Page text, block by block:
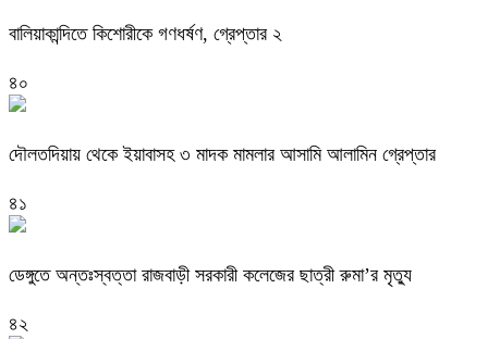
বালিয়াকান্দিতে কিশোরীকে গণধর্ষণ, গ্রেপ্তার ২
৪০
দৌলতদিয়ায় থেকে ইয়াবাসহ ৩ মাদক মামলার আসামি আলামিন গ্রেপ্তার
৪১
ডেঙ্গুতে অন্তঃস্বত্তা রাজবাড়ী সরকারী কলেজের ছাত্রী রুমা’র মৃত্যু
৪২